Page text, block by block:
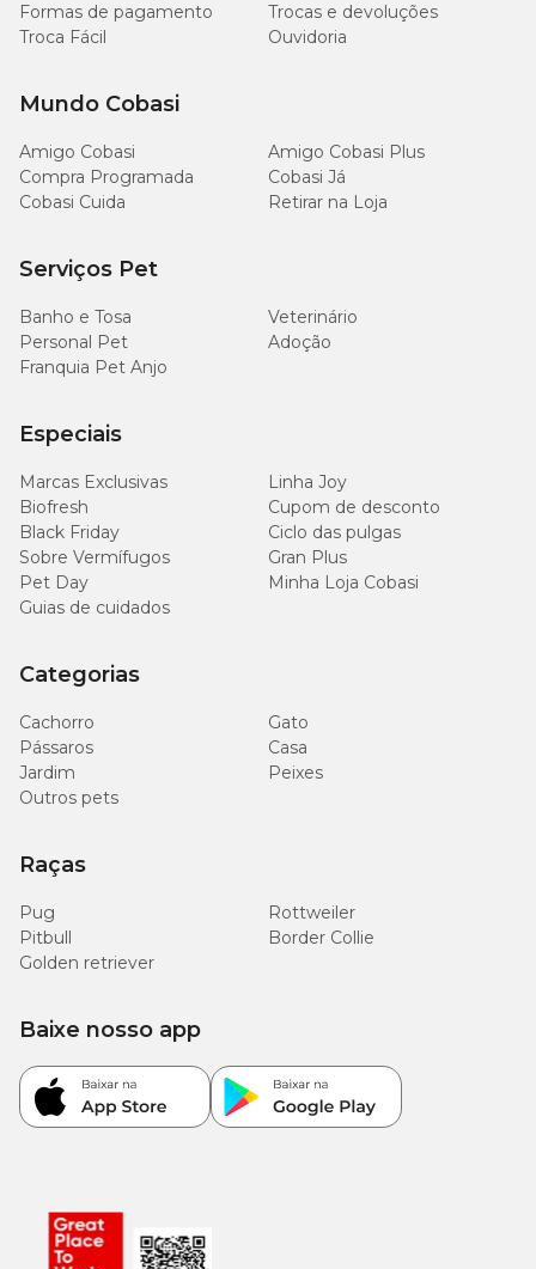
Formas de pagamento
Trocas e devoluções
Troca Fácil
Ouvidoria
Mundo Cobasi
Amigo Cobasi
Amigo Cobasi Plus
Compra Programada
Cobasi Já
Cobasi Cuida
Retirar na Loja
Serviços Pet
Banho e Tosa
Veterinário
Personal Pet
Adoção
Franquia Pet Anjo
Especiais
Marcas Exclusivas
Linha Joy
Biofresh
Cupom de desconto
Black Friday
Ciclo das pulgas
Sobre Vermífugos
Gran Plus
Pet Day
Minha Loja Cobasi
Guias de cuidados
Categorias
Cachorro
Gato
Pássaros
Casa
Jardim
Peixes
Outros pets
Raças
Pug
Rottweiler
Pitbull
Border Collie
Golden retriever
Baixe nosso app